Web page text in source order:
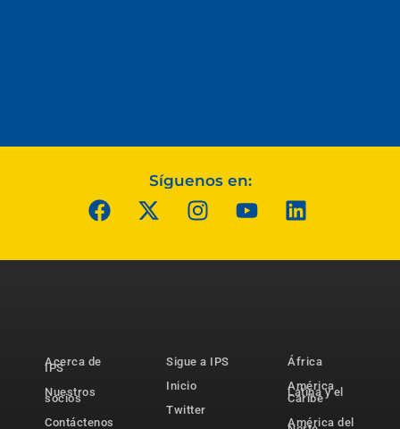
Síguenos en:
Acerca de
IPS
Nuestros
socios
Contáctenos
Sigue a IPS
Inicio
Twitter
África
América
Latina y el
Caribe
América del